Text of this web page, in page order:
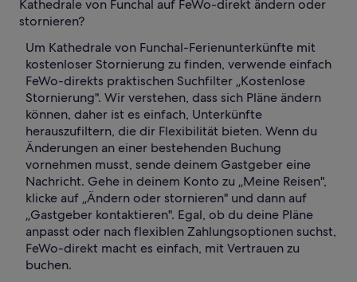
Kathedrale von Funchal auf FeWo-direkt ändern oder
stornieren?
Um Kathedrale von Funchal-Ferienunterkünfte mit
kostenloser Stornierung zu finden, verwende einfach
FeWo-direkts praktischen Suchfilter „Kostenlose
Stornierung". Wir verstehen, dass sich Pläne ändern
können, daher ist es einfach, Unterkünfte
herauszufiltern, die dir Flexibilität bieten. Wenn du
Änderungen an einer bestehenden Buchung
vornehmen musst, sende deinem Gastgeber eine
Nachricht. Gehe in deinem Konto zu „Meine Reisen",
klicke auf „Ändern oder stornieren" und dann auf
„Gastgeber kontaktieren". Egal, ob du deine Pläne
anpasst oder nach flexiblen Zahlungsoptionen suchst,
FeWo-direkt macht es einfach, mit Vertrauen zu
buchen.